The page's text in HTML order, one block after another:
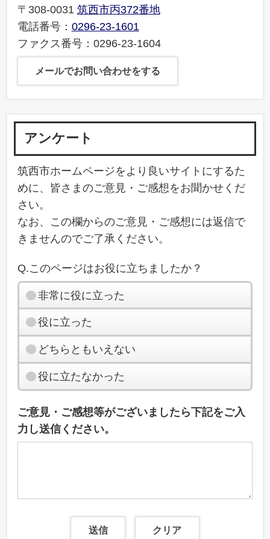
〒308-0031 筑西市丙372番地
電話番号： 0296-23-1601
ファクス番号：0296-23-1604
メールでお問い合わせをする
アンケート
筑西市ホームページをより良いサイトにするた
めに、皆さまのご意見・ご感想をお聞かせくだ
さい。
なお、この欄からのご意見・ご感想には返信で
きませんのでご了承ください。
Q.このページはお役に立ちましたか？
非常に役に立った
役に立った
どちらともいえない
役に立たなかった
ご意見・ご感想等がございましたら下記をご入
力し送信ください。